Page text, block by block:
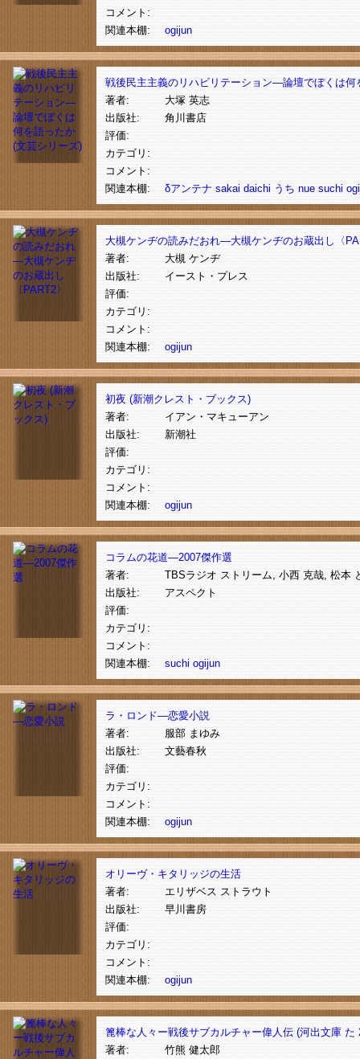
コメント:
関連本棚:
ogijun
戦後民主主義のリハビリテーション―論壇でぼくは何
著者:
大塚 英志
出版社:
角川書店
評価:
カテゴリ:
コメント:
関連本棚:
δアンテナ sakai daichi うち nue suchi
大槻ケンヂの読みだおれ―大槻ケンヂのお蔵出し〈
著者:
大槻 ケンヂ
出版社:
イースト・プレス
評価:
カテゴリ:
コメント:
関連本棚:
ogijun
初夜 (新潮クレスト・ブックス)
著者:
イアン・マキューアン
出版社:
新潮社
評価:
カテゴリ:
コメント:
関連本棚:
ogijun
コラムの花道―2007傑作選
著者:
TBSラジオ ストリーム, 小西 克哉, 松本
出版社:
アスペクト
評価:
カテゴリ:
コメント:
関連本棚:
suchi ogijun
ラ・ロンド―恋愛小説
著者:
服部 まゆみ
出版社:
文藝春秋
評価:
カテゴリ:
コメント:
関連本棚:
ogijun
オリーヴ・キタリッジの生活
著者:
エリザベス ストラウト
出版社:
早川書房
評価:
カテゴリ:
コメント:
関連本棚:
ogijun
篦棒な人々ー戦後サブカルチャー偉人伝 (河出文庫 た
著者:
竹熊 健太郎